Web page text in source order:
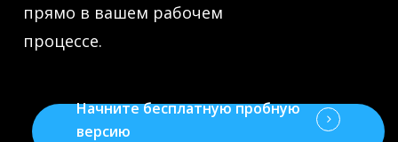
прямо в вашем рабочем
процессе.
Начните бесплатную пробную
версию